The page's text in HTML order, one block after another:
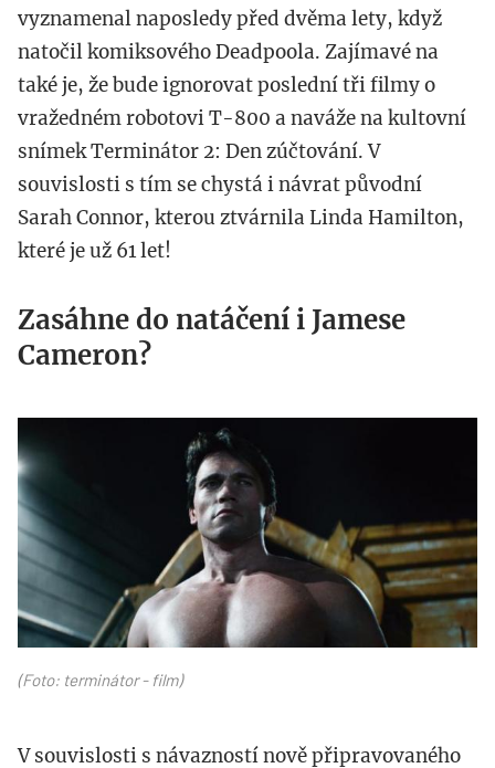
vyznamenal naposledy před dvěma lety, když
natočil komiksového Deadpoola. Zajímavé na
také je, že bude ignorovat poslední tři filmy o
vražedném robotovi T-800 a naváže na kultovní
snímek Terminátor 2: Den zúčtování. V
souvislosti s tím se chystá i návrat původní
Sarah Connor, kterou ztvárnila Linda Hamilton,
které je už 61 let!
Zasáhne do natáčení i Jamese
Cameron?
terminator.jpg
(Foto: terminátor - film)
V souvislosti s návazností nově připravovaného